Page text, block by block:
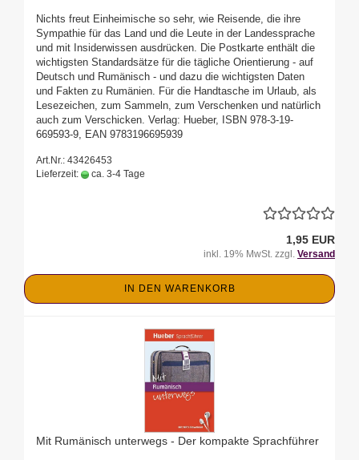
Nichts freut Einheimische so sehr, wie Reisende, die ihre
Sympathie für das Land und die Leute in der Landessprache
und mit Insiderwissen ausdrücken. Die Postkarte enthält die
wichtigsten Standardsätze für die tägliche Orientierung - auf
Deutsch und Rumänisch - und dazu die wichtigsten Daten
und Fakten zu Rumänien. Für die Handtasche im Urlaub, als
Lesezeichen, zum Sammeln, zum Verschenken und natürlich
auch zum Verschicken. Verlag: Hueber, ISBN 978-3-19-
669593-9, EAN 9783196695939
Art.Nr.: 43426453
Lieferzeit:
ca. 3-4 Tage
1,95 EUR
inkl. 19% MwSt. zzgl. Versand
IN DEN WARENKORB
Mit Rumänisch unterwegs - Der kompakte Sprachführer